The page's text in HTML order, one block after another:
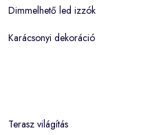
Dimmelhető led izzók
Karácsonyi dekoráció
Terasz világítás